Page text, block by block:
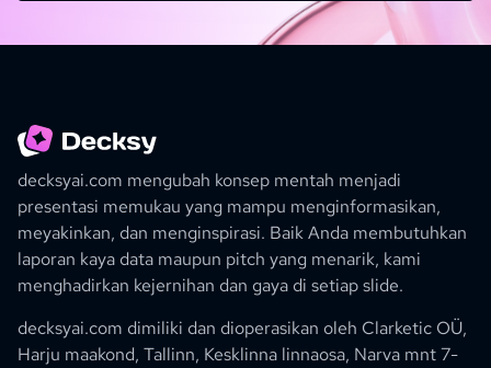
decksyai.com mengubah konsep mentah menjadi
presentasi memukau yang mampu menginformasikan,
meyakinkan, dan menginspirasi. Baik Anda membutuhkan
laporan kaya data maupun pitch yang menarik, kami
menghadirkan kejernihan dan gaya di setiap slide.
decksyai.com dimiliki dan dioperasikan oleh Clarketic OÜ,
Harju maakond, Tallinn, Kesklinna linnaosa, Narva mnt 7-